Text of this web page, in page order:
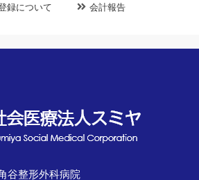
録について
会計報告
谷整形外科病院